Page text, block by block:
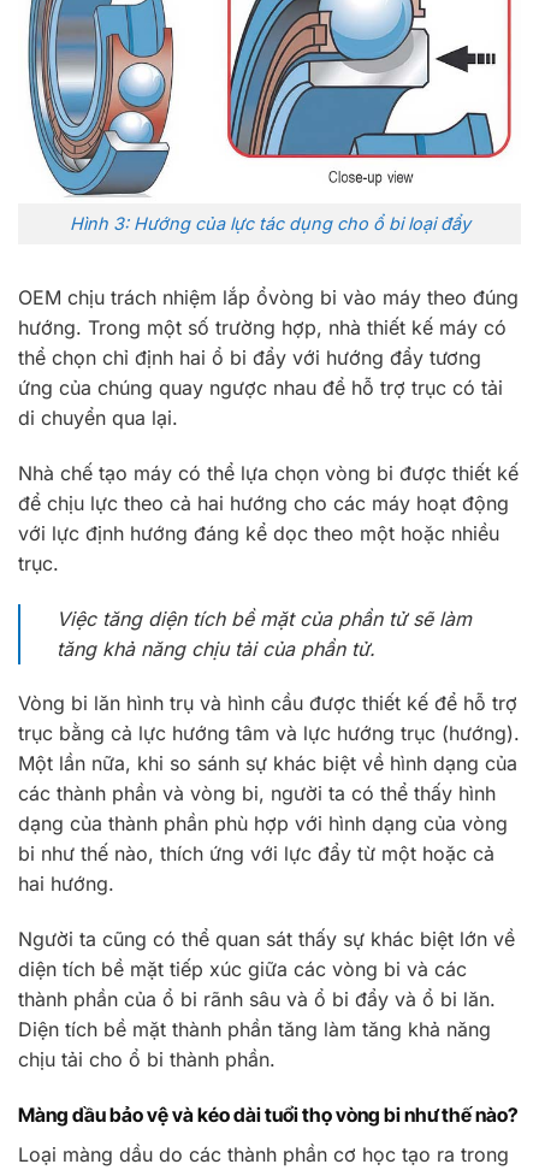
Hình 3: Hướng của lực tác dụng cho ổ bi loại đẩy
OEM chịu trách nhiệm lắp ổvòng bi vào máy theo đúng
hướng. Trong một số trường hợp, nhà thiết kế máy có
thể chọn chỉ định hai ổ bi đẩy với hướng đẩy tương
ứng của chúng quay ngược nhau để hỗ trợ trục có tải
di chuyển qua lại.
Nhà chế tạo máy có thể lựa chọn vòng bi được thiết kế
để chịu lực theo cả hai hướng cho các máy hoạt động
với lực định hướng đáng kể dọc theo một hoặc nhiều
trục.
Việc tăng diện tích bề mặt của phần tử sẽ làm
tăng khả năng chịu tải của phần tử.
Vòng bi lăn hình trụ và hình cầu được thiết kế để hỗ trợ
trục bằng cả lực hướng tâm và lực hướng trục (hướng).
Một lần nữa, khi so sánh sự khác biệt về hình dạng của
các thành phần và vòng bi, người ta có thể thấy hình
dạng của thành phần phù hợp với hình dạng của vòng
bi như thế nào, thích ứng với lực đẩy từ một hoặc cả
hai hướng.
Người ta cũng có thể quan sát thấy sự khác biệt lớn về
diện tích bề mặt tiếp xúc giữa các vòng bi và các
thành phần của ổ bi rãnh sâu và ổ bi đẩy và ổ bi lăn.
Diện tích bề mặt thành phần tăng làm tăng khả năng
chịu tải cho ổ bi thành phần.
Màng dầu bảo vệ và kéo dài tuổi thọ vòng bi như thế nào?
Loại màng dầu do các thành phần cơ học tạo ra trong